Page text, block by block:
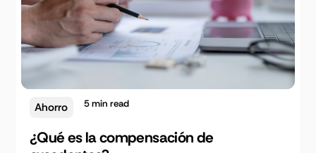
Ahorro 5min read
¿Qué es la compensación de